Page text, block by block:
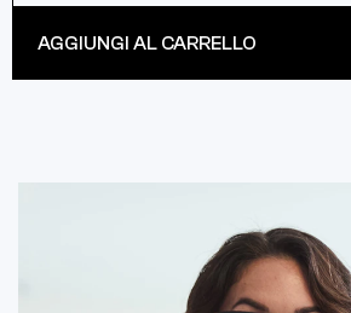
AGGIUNGI AL CARRELLO